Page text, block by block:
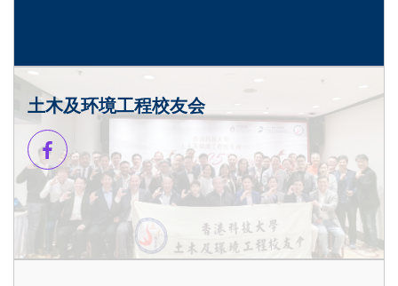
土木及环境工程校友会